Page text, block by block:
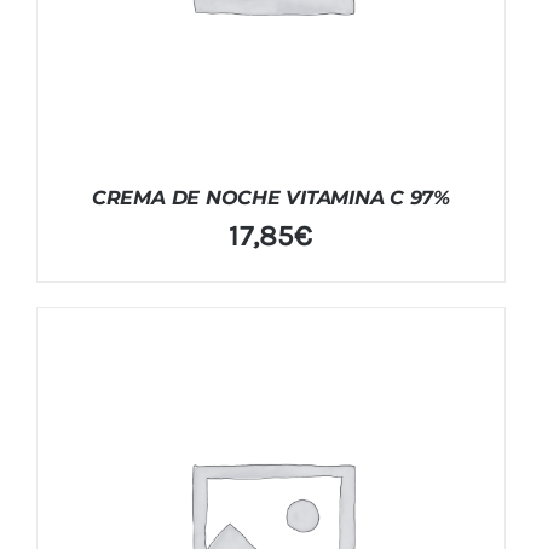
CREMA DE NOCHE VITAMINA C 97%
17,85€